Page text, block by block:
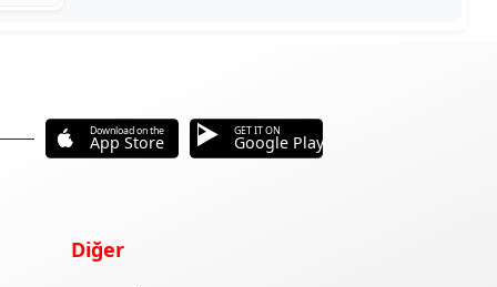
Download on the
App Store
GET IT ON
Google Play
Diğer